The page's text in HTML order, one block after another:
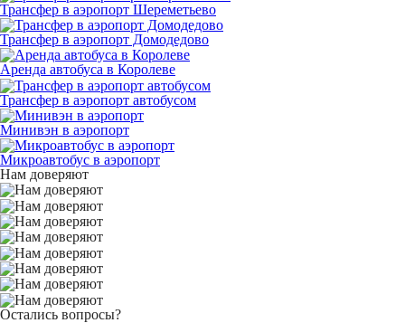
Трансфер в аэропорт Шереметьево
Трансфер в аэропорт Домодедово
Аренда автобуса в Королеве
Трансфер в аэропорт автобусом
Минивэн в аэропорт
Микроавтобус в аэропорт
Нам доверяют
Остались вопросы?